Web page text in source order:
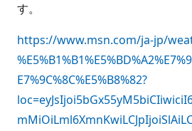
す。
https://www.msn.com/ja-jp/
E7%9C%8C%E5%B8%82?